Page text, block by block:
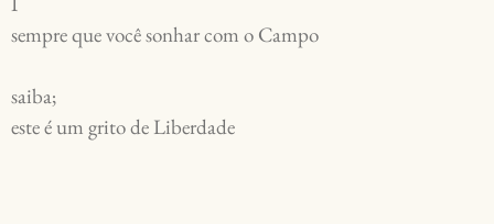
sempre que você sonhar com o Campo
saiba;
este é um grito de Liberdade